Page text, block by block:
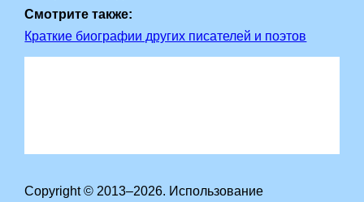
Смотрите также:
Краткие биографии других писателей и поэтов
Copyright © 2013–2026. Использование